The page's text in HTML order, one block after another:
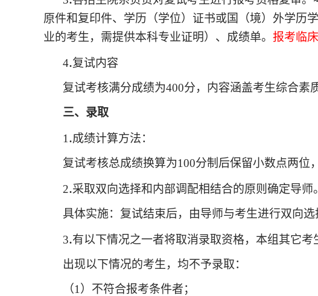
原件和复印件、学历（学位）证书或国（境）外学历
业的考生，需提供本科专业证明）、成绩单。 报考临
4.复试内容
复试考核满分成绩为400分，内容涵盖考生综合素
三、录取
1 .成绩计算方法：
复试考核总成绩换算为100分制后保留小数点两位
2.采取双向选择和内部调配相结合的原则确定导师。
具体实施：复试结束后，由导师与考生进行双向
3.有以下情况之一者将取消录取资格，本组其它考
出现以下情况的考生，均不予录取：
（1）不符合报考条件者；